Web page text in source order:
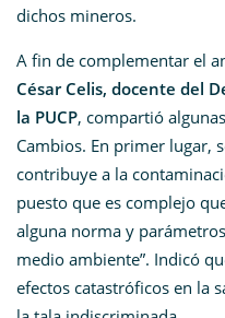
dichos mineros.
A fin de complementar el
César Celis, docente del
la PUCP, compartió
Cambios. En primer lugar,
contribuye a la
puesto que es complejo
alguna norma y
medio ambiente”. Indicó
efectos catastróficos en la